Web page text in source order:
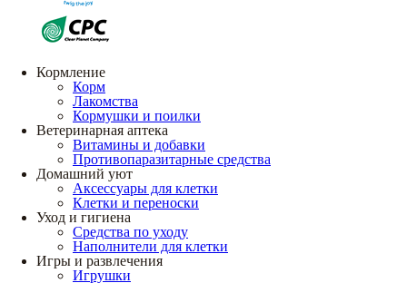
Кормление
Корм
Лакомства
Кормушки и поилки
Ветеринарная аптека
Витамины и добавки
Противопаразитарные средства
Домашний уют
Аксессуары для клетки
Клетки и переноски
Уход и гигиена
Средства по уходу
Наполнители для клетки
Игры и развлечения
Игрушки